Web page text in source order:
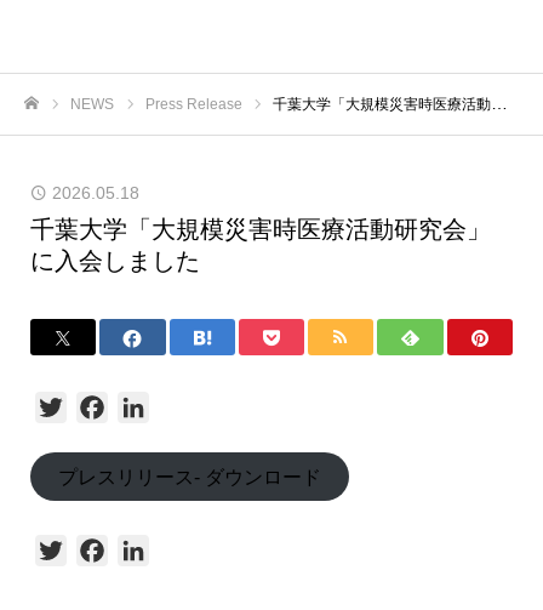
NEWS Press Release 千葉大学「大規模災害時医療活動研究会」に入会しました
2026.05.18
千葉大学「大規模災害時医療活動研究会」
に入会しました
TwitterFacebook
プレスリリース- ダウンロード
TwitterFacebook